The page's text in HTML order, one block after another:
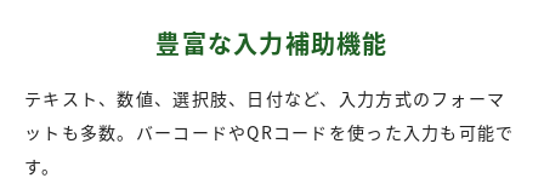
豊富な入力補助機能
テキスト、数値、選択肢、日付など、入力方式のフォーマ
ットも多数。バーコードやQRコードを使った入力も可能で
す。